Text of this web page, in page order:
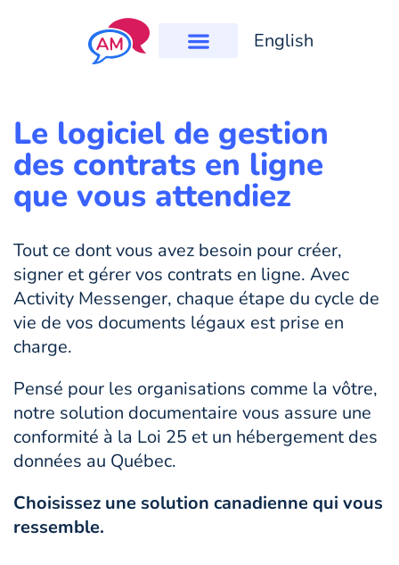
English
Le logiciel de gestion
des contrats en ligne
que vous attendiez
Tout ce dont vous avez besoin pour créer,
signer et gérer vos contrats en ligne. Avec
Activity Messenger, chaque étape du cycle de
vie de vos documents légaux est prise en
charge.
Pensé pour les organisations comme la vôtre,
notre solution documentaire vous assure une
conformité à la Loi 25 et un hébergement des
données au Québec.
Choisissez une solution canadienne qui vous
ressemble.